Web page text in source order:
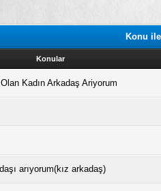
Konu
Konular
Kadın Arkadaş Ariyorum
arıyorum(kız arkadaş)